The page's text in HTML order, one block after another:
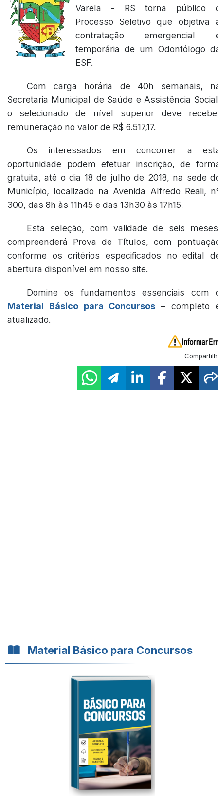
Varela - RS torna público
Processo Seletivo que objetiva
contratação emergencial
temporária de um Odontólogo
ESF.
Com carga horária de 40h semanais,
Secretaria Municipal de Saúde e Assistência
o selecionado de nível superior deve
remuneração no valor de R$ 6.517,17.
Os interessados em concorrer a
oportunidade podem efetuar inscrição, de
gratuita, até o dia 18 de julho de 2018, na sede
Município, localizado na Avenida Alfredo Reali,
300, das 8h às 11h45 e das 13h30 às 17h15.
Esta seleção, com validade de seis
compreenderá Prova de Títulos, com
conforme os critérios especificados no edital
abertura disponível em nosso site.
Domine os fundamentos essenciais com
Material Básico para Concursos – completo
atualizado.
Material Básico para Concursos